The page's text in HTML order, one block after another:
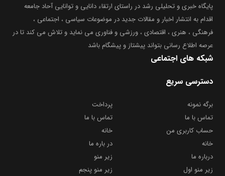
پایگاه خبری و تحلیلی رشد در راستای ارتقاء دانایی و توانایی آحاد جامعه
اقدام به انتشار اخبار و مقالات جدید در موضوعات سیاسی ، اجتماعی ،
فرهنگی ، هنری ، اقتصادی ، ورزشی و فناوری می نماید و تلاش می کند تا در
عرصه اطلاع رسانی بتواند پیشتاز و پیشگام باشد
شبکه های اجتماعی
دسترسی سریع
برگه نمونه
پرداخت
تماس با ما
تماس با ما
حساب کاربری من
خانه
خانه
در باره ما
درباره ما
زیر منو
زیر منو اول
زیر منو پنجم